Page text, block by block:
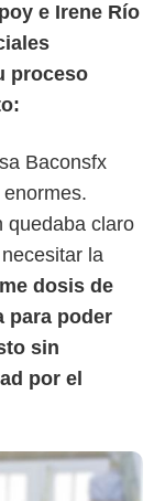
e Irene Río
proceso
Baconsfx
quedaba claro
la
dosis de
para poder
sin
por el